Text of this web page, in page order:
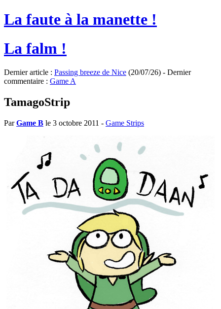
La faute à la manette !
La falm !
Dernier article : Passing breeze de Nice (20/07/26) - Dernier
commentaire : Game A
TamagoStrip
ParGame B le 3 octobre 2011 - Game Strips